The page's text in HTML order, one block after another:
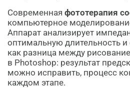
Современная фототерапия
компьютерное
Аппарат анализирует
оптимальную длительность
как разница между
в Photoshop: результат
можно исправить, процесс
каждом этапе.